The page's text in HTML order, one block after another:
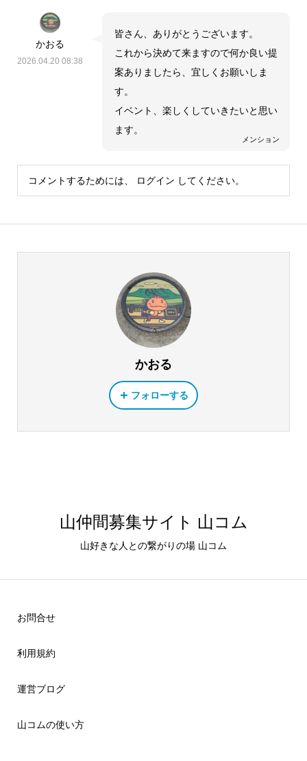
かおる
2026.04.20 08:38
メンション
皆さん、ありがとうございます。
これから決めて来ますので何か良い提
案ありましたら、宜しくお願いしま
す。
イベント、楽しくしていきたいと思い
ます。
コメントするためには、 ログイン してください。
かおる
フォローする
山仲間募集サイト 山コム
山好きな人との繋がりの場 山コム
お問合せ
利用規約
運営ブログ
山コムの使い方